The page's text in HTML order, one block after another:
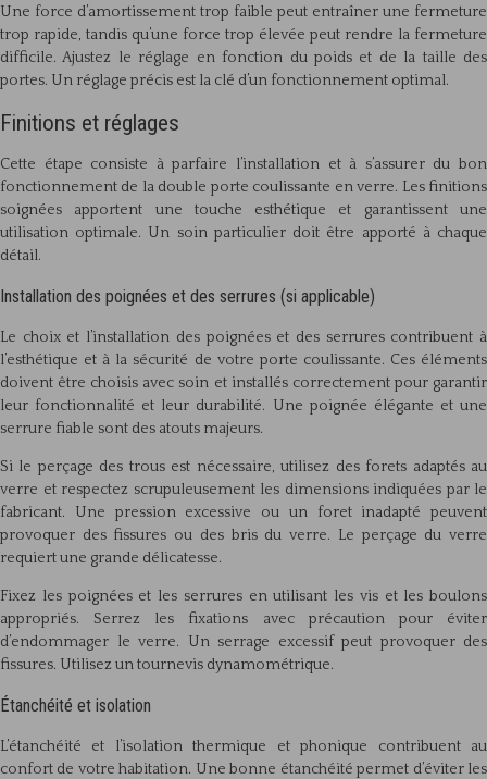
Une force d’amortissement trop faible peut entraîner une fermeture
trop rapide, tandis qu’une force trop élevée peut rendre la fermeture
difficile. Ajustez le réglage en fonction du poids et de la taille des
portes. Un réglage précis est la clé d’un fonctionnement optimal.
Finitions et réglages
Cette étape consiste à parfaire l’installation et à s’assurer du bon
fonctionnement de la double porte coulissante en verre. Les finitions
soignées apportent une touche esthétique et garantissent une
utilisation optimale. Un soin particulier doit être apporté à chaque
détail.
Installation des poignées et des serrures (si applicable)
Le choix et l’installation des poignées et des serrures contribuent à
l’esthétique et à la sécurité de votre porte coulissante. Ces éléments
doivent être choisis avec soin et installés correctement pour garantir
leur fonctionnalité et leur durabilité. Une poignée élégante et une
serrure fiable sont des atouts majeurs.
Si le perçage des trous est nécessaire, utilisez des forets adaptés au
verre et respectez scrupuleusement les dimensions indiquées par le
fabricant. Une pression excessive ou un foret inadapté peuvent
provoquer des fissures ou des bris du verre. Le perçage du verre
requiert une grande délicatesse.
Fixez les poignées et les serrures en utilisant les vis et les boulons
appropriés. Serrez les fixations avec précaution pour éviter
d’endommager le verre. Un serrage excessif peut provoquer des
fissures. Utilisez un tournevis dynamométrique.
Étanchéité et isolation
L’étanchéité et l’isolation thermique et phonique contribuent au
confort de votre habitation. Une bonne étanchéité permet d’éviter les